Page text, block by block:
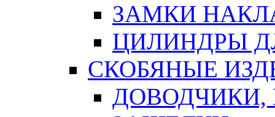
ЗАМКИ
ЦИЛИНДРЫ
СКОБЯНЫЕ